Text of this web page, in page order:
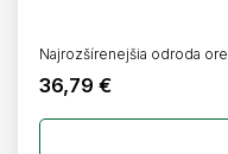
36,79 €
Najrozšírenejšia odroda